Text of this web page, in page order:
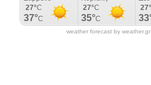
weather forecast by weather.gr